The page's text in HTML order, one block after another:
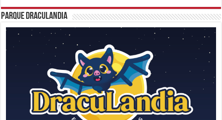
Parque Draculandia